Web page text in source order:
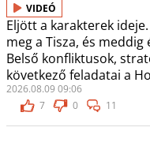
VIDEÓ
Eljött a karakterek
meg a Tisza, és
Belső konfliktusok,
következő feladatai a
2026.08.09 09:06
7
0 11